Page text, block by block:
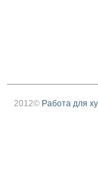
2012© Работа для